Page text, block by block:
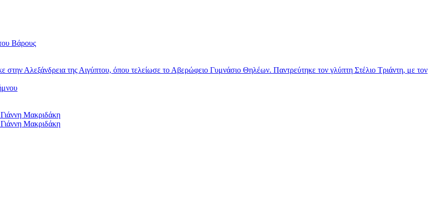
Βάρους
Αλεξάνδρεια της Αιγύπτου, όπου τελείωσε το Αβερώφειο Γυμνάσιο Θηλέων. Παντρεύτηκε τον γλύπτη Στέλιο Τριάντη, με τον
Μακριδάκη
Μακριδάκη